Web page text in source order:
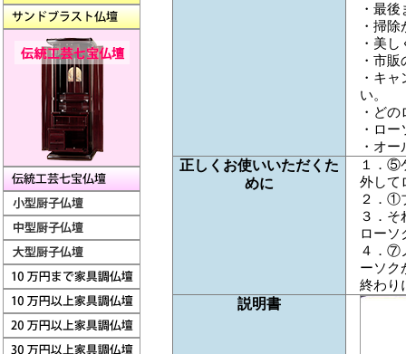
・最
・掃
・美
・市
・ キャ
い。
・ど
・ロ
・オ
正しくお使いいただくた
めに
１．⑤
外して
２．①
３．
ローソ
４．⑦
ーソク
終わり
説明書